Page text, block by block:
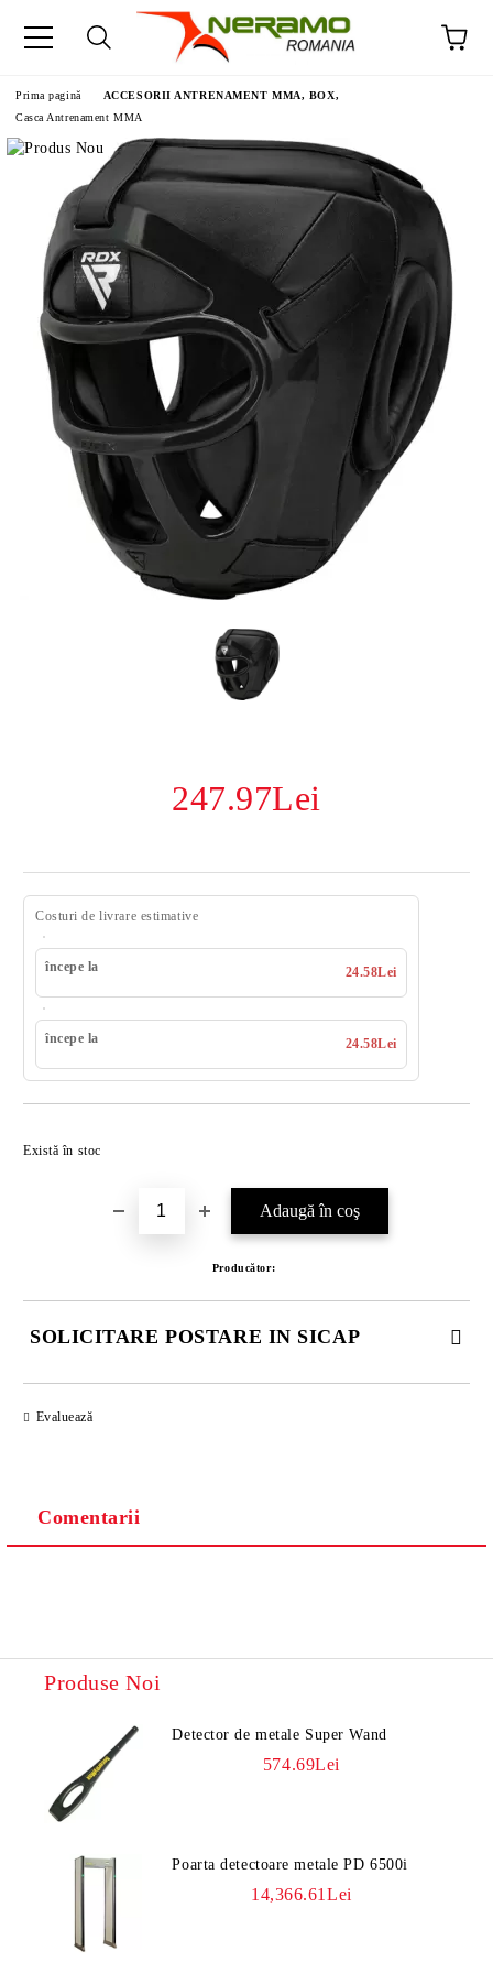
Prima pagină
ACCESORII ANTRENAMENT MMA, BOX,
Casca Antrenament MMA
247.97Lei
Costuri de livrare estimative
începe la 24.58Lei
începe la 24.58Lei
Există în stoc
Producător:
SOLICITARE POSTARE IN SICAP
Evaluează
Comentarii
Produse Noi
Detector de metale Super Wand
574.69Lei
Poarta detectoare metale PD 6500i
14,366.61Lei